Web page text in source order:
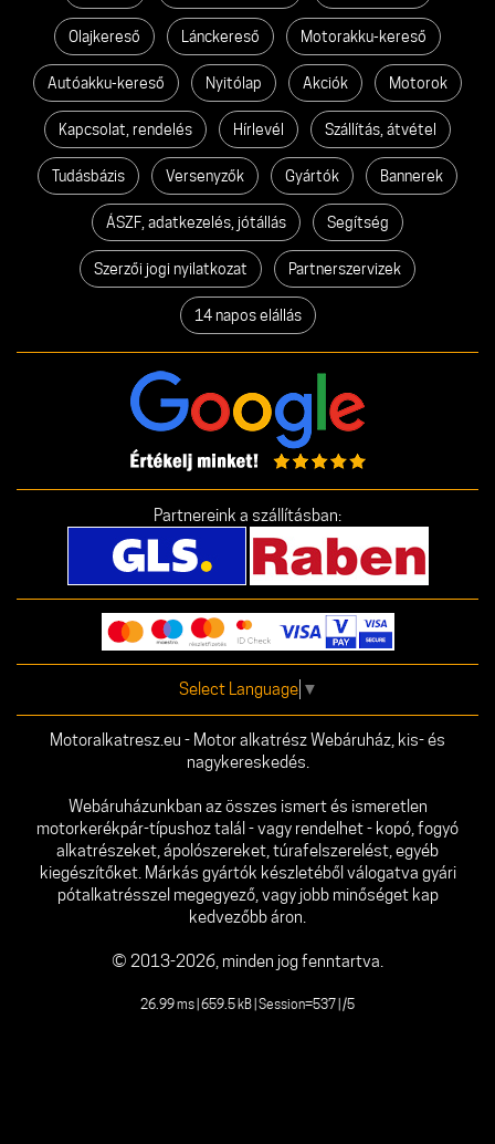
Olajkereső Lánckereső Motorakku-kereső
Autóakku-kereső Nyitólap Akciók Motorok
Kapcsolat, rendelés Hírlevél Szállítás, átvétel
Tudásbázis Versenyzők Gyártók Bannerek
ÁSZF, adatkezelés, jótállás Segítség
Szerzői jogi nyilatkozat Partnerszervizek
14 napos elállás
Partnereink a szállításban:
Select Language ▼
Motoralkatresz.eu - Motor alkatrész Webáruház, kis- és
nagykereskedés.
Webáruházunkban az összes ismert és ismeretlen
motorkerékpár-típushoz talál - vagy rendelhet - kopó, fogyó
alkatrészeket, ápolószereket, túrafelszerelést, egyéb
kiegészítőket. Márkás gyártók készletéből válogatva gyári
pótalkatrésszel megegyező, vagy jobb minőséget kap
kedvezőbb áron.
© 2013-2026, minden jog fenntartva.
26.99 ms | 659.5 kB | Session=537 | /5